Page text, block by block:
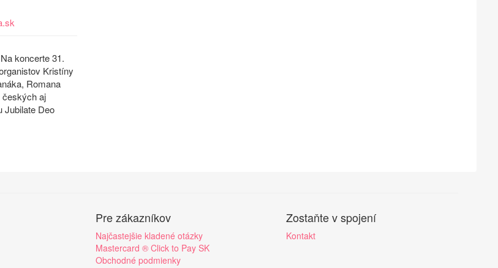
koncerte 31.
Kristíny
Romana
českých aj
Jubilate Deo
Pre zákazníkov
Najčastejšie kladené otázky
Mastercard ® Click to Pay SK
Obchodné podmienky
Zostaňte v spojení
Kontakt